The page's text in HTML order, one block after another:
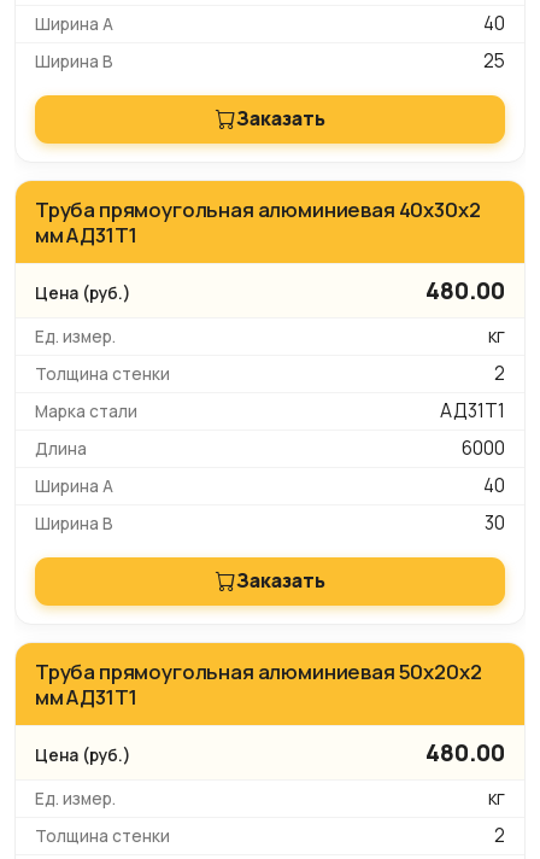
40
25
Заказать
Труба прямоугольная алюминиевая 40х30х2
мм АД31Т1
480.00
кг
2
АД31Т1
6000
40
30
Заказать
Труба прямоугольная алюминиевая 50х20х2
мм АД31Т1
480.00
кг
2